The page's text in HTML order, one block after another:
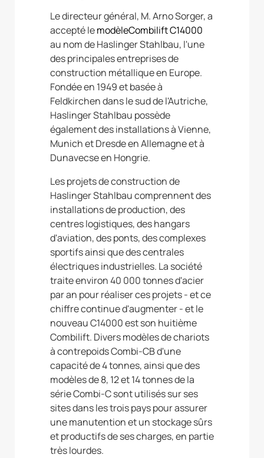
Le directeur général, M. Arno Sorger, a
accepté lemodèleCombilift C14000
au nom de Haslinger Stahlbau, l'une
des principales entreprises de
construction métallique en Europe.
Fondée en 1949 et basée à
Feldkirchen dans le sud de l'Autriche,
Haslinger Stahlbau possède
également des installations à Vienne,
Munich et Dresde en Allemagne et à
Dunavecse en Hongrie.
Les projets de construction de
Haslinger Stahlbau comprennent des
installations de production, des
centres logistiques, des hangars
d'aviation, des ponts, des complexes
sportifs ainsi que des centrales
électriques industrielles. La société
traite environ 40 000 tonnes d'acier
par an pour réaliser ces projets - et ce
chiffre continue d'augmenter - et le
nouveau C14000 est son huitième
Combilift. Divers modèles de chariots
à contrepoids Combi-CB d'une
capacité de 4 tonnes, ainsi que des
modèles de 8, 12 et 14 tonnes de la
série Combi-C sont utilisés sur ses
sites dans les trois pays pour assurer
une manutention et un stockage sûrs
et productifs de ses charges, en partie
très lourdes.